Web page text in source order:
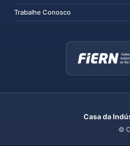
Trabalhe Conosco
Casa da
©